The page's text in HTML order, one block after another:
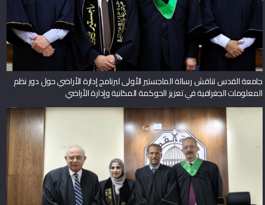
جامعة القدس تناقش رسالة الماجستير الأولى لبرنامج إدارة الأراضي حول دور نظم
المعلومات الجغرافية في تعزيز الحوكمة المكانية وإدارة الأراضي